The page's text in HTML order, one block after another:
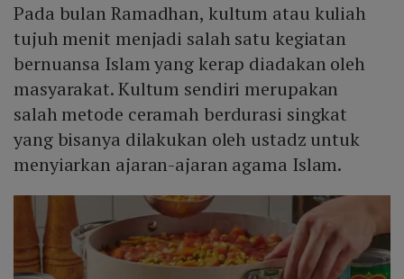
Pada bulan Ramadhan, kultum atau kuliah
tujuh menit menjadi salah satu kegiatan
bernuansa Islam yang kerap diadakan oleh
masyarakat. Kultum sendiri merupakan
salah metode ceramah berdurasi singkat
yang bisanya dilakukan oleh ustadz untuk
menyiarkan ajaran-ajaran agama Islam.